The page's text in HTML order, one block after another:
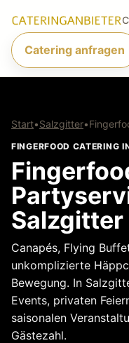
Catering anfragen
Start•Salzgitter•
FINGERFOOD CATERING
Salzgitter
Canapés, Flying
unkomplizierte
Bewegung. In
Events, privaten
saisonalen
Gästezahl.